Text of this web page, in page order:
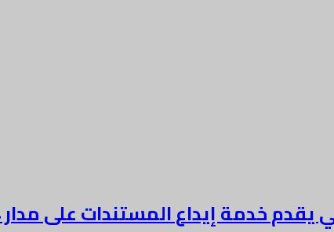
خدمة إيداع المستندات على مدار 24 ساعة